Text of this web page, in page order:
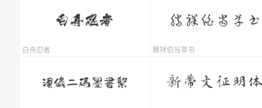
白舟忍者 腾祥伯当草书